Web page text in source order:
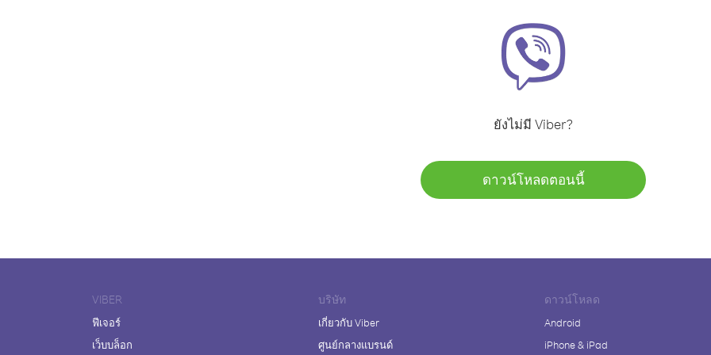
ยังไม่มี Viber?
ดาวน์โหลดตอนนี้
VIBER
ฟีเจอร์
เว็บบล็อก
บริษัท
เกี่ยวกับ Viber
ศูนย์กลางแบรนด์
ดาวน์โหลด
Android
iPhone & iPad